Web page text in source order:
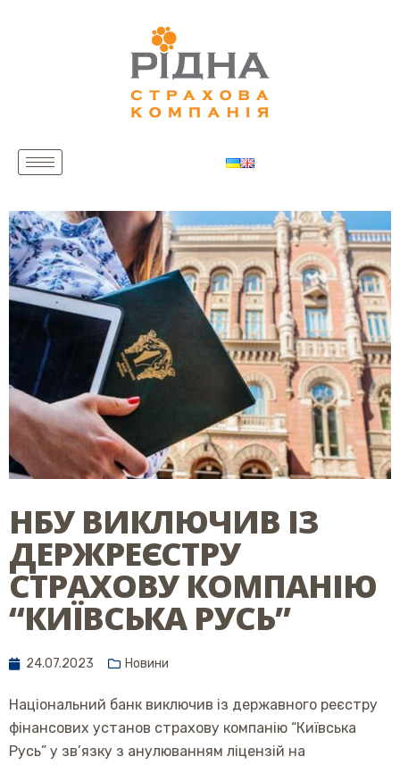
НБУ ВИКЛЮЧИВ ІЗ
ДЕРЖРЕЄСТРУ
СТРАХОВУ КОМПАНІЮ
“КИЇВСЬКА РУСЬ”
24.07.2023 Новини
Національний банк виключив із державного реєстру
фінансових установ страхову компанію “Київська
Русь” у зв’язку з анулюванням ліцензій на